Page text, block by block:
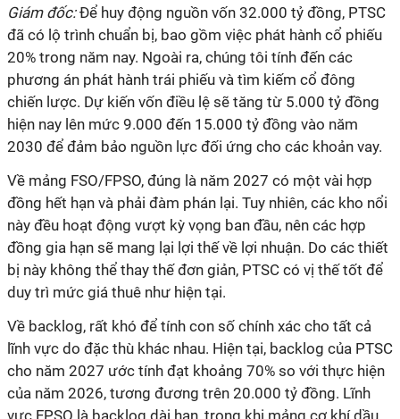
Giám đốc:Để huy động nguồn vốn 32.000 tỷ đồng, PTSC
đã có lộ trình chuẩn bị, bao gồm việc phát hành cổ phiếu
20% trong năm nay. Ngoài ra, chúng tôi tính đến các
phương án phát hành trái phiếu và tìm kiếm cổ đông
chiến lược. Dự kiến vốn điều lệ sẽ tăng từ 5.000 tỷ đồng
hiện nay lên mức 9.000 đến 15.000 tỷ đồng vào năm
2030 để đảm bảo nguồn lực đối ứng cho các khoản vay.
Về mảng FSO/FPSO, đúng là năm 2027 có một vài hợp
đồng hết hạn và phải đàm phán lại. Tuy nhiên, các kho nổi
này đều hoạt động vượt kỳ vọng ban đầu, nên các hợp
đồng gia hạn sẽ mang lại lợi thế về lợi nhuận. Do các thiết
bị này không thể thay thế đơn giản, PTSC có vị thế tốt để
duy trì mức giá thuê như hiện tại.
Về backlog, rất khó để tính con số chính xác cho tất cả
lĩnh vực do đặc thù khác nhau. Hiện tại, backlog của PTSC
cho năm 2027 ước tính đạt khoảng 70% so với thực hiện
của năm 2026, tương đương trên 20.000 tỷ đồng. Lĩnh
vực FPSO là backlog dài hạn, trong khi mảng cơ khí dầu